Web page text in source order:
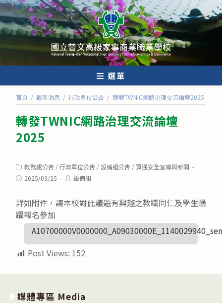
跳
轉
至
內
選單
首頁 / 最新消息 / 行政單位公告 / 轉發TWNIC網路治理交流論壇2025
轉發TWNIC網路治理交流論壇
2025
Post
category:
教務處公告 /行政單位公告 /設備組公告 /資通安全宣導與新聞
Post2025/03/25
Post設備組
詳如附件，請本校對此議題有興趣之教職同仁及學生踴
躍報名參加
Post Views: 152
媒體專區 Media